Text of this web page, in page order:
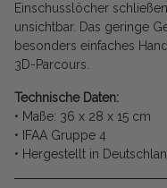
Einschusslöcher
unsichtbar. Das geringe
besonders einfaches
3D-Parcours.
Technische Daten:
• Maße: 36 x 28 x 15 cm
• IFAA Gruppe 4
• Hergestellt in